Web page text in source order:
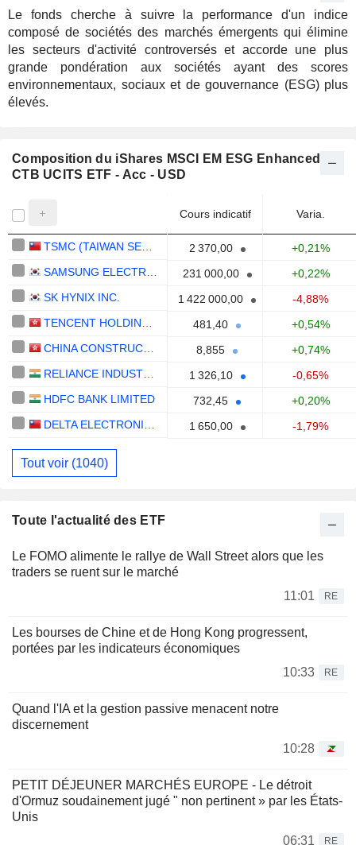
Le fonds cherche à suivre la performance d'un indice
composé de sociétés des marchés émergents qui élimine
les secteurs d'activité controversés et accorde une plus
grande pondération aux sociétés ayant des scores
environnementaux, sociaux et de gouvernance (ESG) plus
élevés.
Composition du iShares MSCI EM ESG Enhanced
CTB UCITS ETF - Acc - USD
Cours indicatif Varia.
2 370,00
+0,21%
231 000,00
+0,22%
SK HYNIX INC.
1 422 000,00
-4,88%
481,40
+0,54%
8,855
+0,74%
1 326,10
-0,65%
HDFC BANK LIMITED
732,45
+0,20%
1 650,00 -1,79%
Tout voir (1040)
Toute l'actualité des ETF
Le FOMO alimente le rallye de Wall Street alors que les
traders se ruent sur le marché
11:01
RE
Les bourses de Chine et de Hong Kong progressent,
portées par les indicateurs économiques
10:33
RE
Quand l'IA et la gestion passive menacent notre
discernement
10:28
PETIT DÉJEUNER MARCHÉS EUROPE - Le détroit
d'Ormuz soudainement jugé " non pertinent » par les États-
Unis
06:31
RE